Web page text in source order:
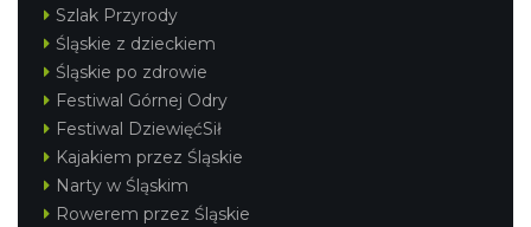
Szlak Przyrody
Śląskie z dzieckiem
Śląskie po zdrowie
Festiwal Górnej Odry
Festiwal DziewięćSił
Kajakiem przez Śląskie
Narty w Śląskim
Rowerem przez Śląskie